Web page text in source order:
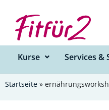
Inhalt
springen
Kurse Services &
Startseite »